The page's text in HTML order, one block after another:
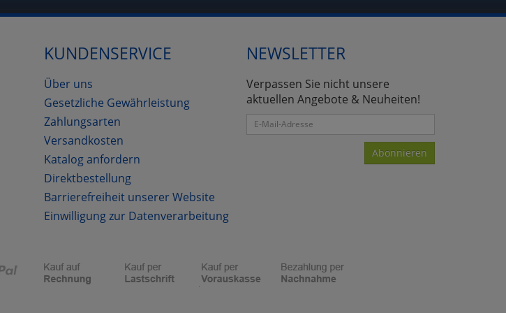
KUNDENSERVICE
Über uns
Gesetzliche Gewährleistung
Zahlungsarten
Versandkosten
Katalog anfordern
Direktbestellung
Barrierefreiheit unserer Website
Einwilligung zur Datenverarbeitung
NEWSLETTER
Verpassen Sie nicht unsere
aktuellen Angebote & Neuheiten!
Abonnieren